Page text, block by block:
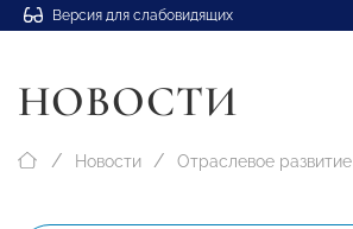
Версия для слабовидящих
НОВОСТИ
Новости Отраслевое развитие